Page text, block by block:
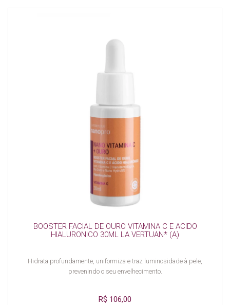
BOOSTER FACIAL DE OURO VITAMINA C E ACIDO
HIALURONICO 30ML LA VERTUAN* (A)
Hidrata profundamente, uniformiza e traz luminosidade à pele,
prevenindo o seu envelhecimento.
R$ 106,00